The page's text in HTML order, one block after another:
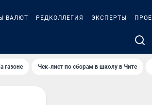
ВАЛЮТ РЕДКОЛЛЕГИЯ ЭКСПЕРТЫ
газоне Чек-лист по сборам в школу в Чите